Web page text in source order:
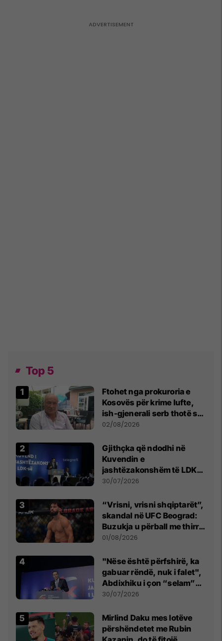
Top 5
Ftohet nga prokuroria e
Kosovës për krime lufte,
ish-gjenerali serb thotë se
dikush e tradhtoi në
02/08/2026
Gjithçka që ndodhi në
Kuvendin e
jashtëzakonshëm të LDK-
së
30/07/2026
“Vrisni, vrisni shqiptarët”,
skandal në UFC Beograd:
Buzukja u përball me thirrje
anti-shqiptare nga
01/08/2026
"Nëse është përfshirë, ka
gabuar rëndë, nuk i falet",
Abdixhiku i çon “selam”
Përparim Ramës
30/07/2026
Mirlind Daku mes lotëve
përshëndetet me Rubin